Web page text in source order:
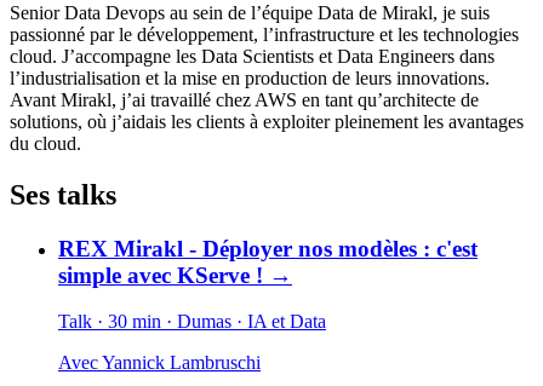
Senior Data Devops au sein de l’équipe Data de Mirakl, je suis
passionné par le développement, l’infrastructure et les technologies
cloud. J’accompagne les Data Scientists et Data Engineers dans
l’industrialisation et la mise en production de leurs innovations.
Avant Mirakl, j’ai travaillé chez AWS en tant qu’architecte de
solutions, où j’aidais les clients à exploiter pleinement les avantages
du cloud.
Ses talks
REX Mirakl - Déployer nos modèles : c'est
simple avec KServe ! →
Talk · 30 min · Dumas · IA et Data
AvecYannick Lambruschi